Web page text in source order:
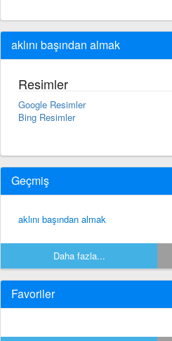
aklını başından almak
Resimler
Google Resimler
Bing Resimler
Geçmiş
aklını başından almak
Daha fazla...
Favoriler